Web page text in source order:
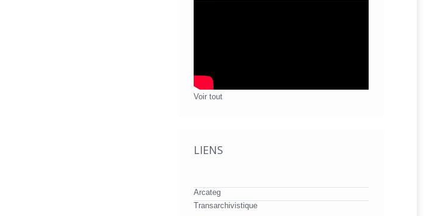
Voir tout
LIENS
Arcateg
Transarchivistique